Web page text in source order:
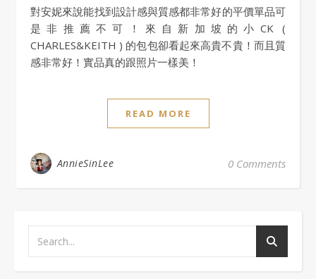
對安妮來說能找到設計感與質感都非常好的平價單品可
是非推薦不可！來自新加坡的小CK (
CHARLES&KEITH ) 的包包卻看起來高貴不貴！而且質
感非常好！實品真的跟照片一樣美！
READ MORE
AnnieSinLee 0 Comments